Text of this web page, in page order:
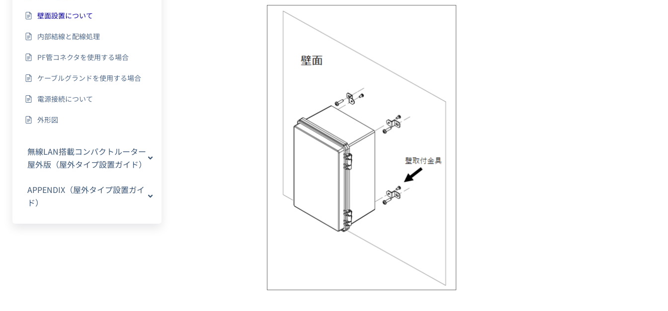
壁面設置について
内部結線と配線処理
PF管コネクタを使用する場合
ケーブルグランドを使用する場合
電源接続について
外形図
無線LAN搭載コンパクトルーター
屋外版（屋外タイプ設置ガイド）
APPENDIX（屋外タイプ設置ガイ
ド）